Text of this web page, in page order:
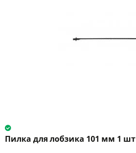
Пилка для лобзика 101 мм 1 шт